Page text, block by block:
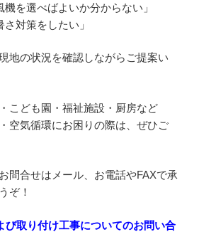
を選べばよいか分からない」
対策をしたい」
地の状況を確認しながらご提案い
こども園・福祉施設・厨房など
空気循環にお困りの際は、ぜひご
問合せはメール、お電話やFAXで承
ぞ！
び取り付け工事についてのお問い合